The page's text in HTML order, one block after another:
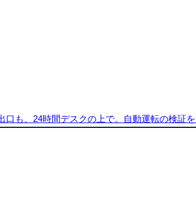
、24時間デスクの上で。自動運転の検証を